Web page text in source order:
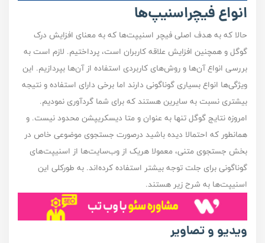
انواع فیچراسنیپ‌ها
حالا که به هدف اصلی فیچر اسنیپت‌ها که به معنای افزایش درک
گوگل و همچنین افزایش علاقه کاربران است، پرداختیم. لازم است به
بررسی انواع آن‌ها و روش‌های کاربردی استفاده از آن‌‌ها بپردازیم. این
ویژگی‌ها انواع بسیاری گوناگونی دارند اما برخی دارای استفاده و نتیجه
بیشتری نسبت به سایرین هستند که برای شما گردآوری نمودیم.
امروزه نتایج گوگل تنها به عنوان و متا دیسکریپشن محدود نیست. و
همانطور که احتمالا دیده باشید درصورت جستجوی موضوعی خاص در
بخش جستجوی متنی، معمولا هریک از وب‌سایت‌ها از اسنیپت‌های
گوناگونی برای جلت توجه بیشتر استفاده کرده‌اند. به طور‌کلی این
اسنیپت‌ها به شرح زیر هستند.
ویدیو و تصاویر